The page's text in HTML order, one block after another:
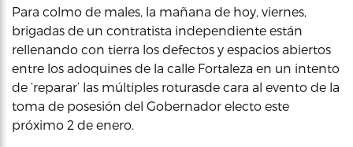
Para colmo de males, la mañana de hoy, viernes,
brigadas de un contratista independiente están
rellenando con tierra los defectos y espacios abiertos
entre los adoquines de la calle Fortaleza en un intento
de ‘reparar’ las múltiples roturasde cara al evento de la
toma de posesión del Gobernador electo este
próximo 2 de enero.